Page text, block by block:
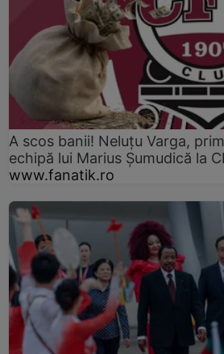
A scos banii! Neluțu Varga,
echipă lui Marius Șumudică la
www.fanatik.ro